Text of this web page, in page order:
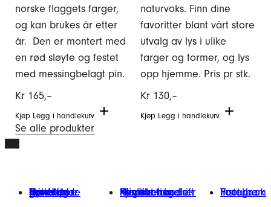
norske flaggets farger,
og kan brukes år etter
år. Den er montert med
en rød sløyfe og festet
med messingbelagt pin.
Kr 165,–
Kjøp Legg i handlekurv
naturvoks. Finn dine
favoritter blant vårt store
utvalg av lys i ulike
farger og former, og lys
opp hjemme. Pris pr stk.
Kr 130,–
Kjøp Legg i handlekurv
Se alle produkter
Gavetips
Nyheter
Håndlagde produkter
Verksteder
Symbolske gaver Hvorfor handle hos oss
Kontakt oss
Kjøpsbetingelser
Min konto
Registrer bedrift Facebook
Instagram
Youtube